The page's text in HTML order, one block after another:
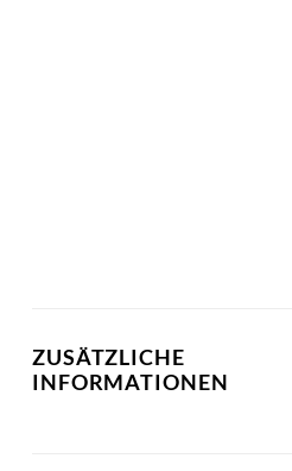
ZUSÄTZLICHE
INFORMATIONEN